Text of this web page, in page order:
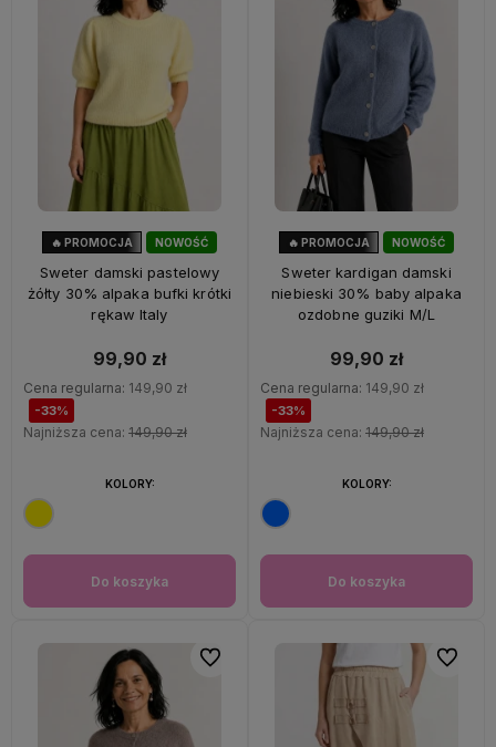
NOWOŚĆ
🔥 PROMOCJA
Sweter damski pastelowy
żółty 30% alpaka bufki krótki
rękaw Italy
99,90 zł
Cena regularna: 149,90 zł
-33%
Najniższa cena: 149,90 zł
Do koszyka
KOLORY:
NOWOŚĆ
🔥 PROMOCJA
Sweter kardigan damski
niebieski 30% baby alpaka
ozdobne guziki M/L
99,90 zł
Cena regularna: 149,90 zł
-33%
Najniższa cena: 149,90 zł
Do koszyka
KOLORY:
Do ulubionych Do